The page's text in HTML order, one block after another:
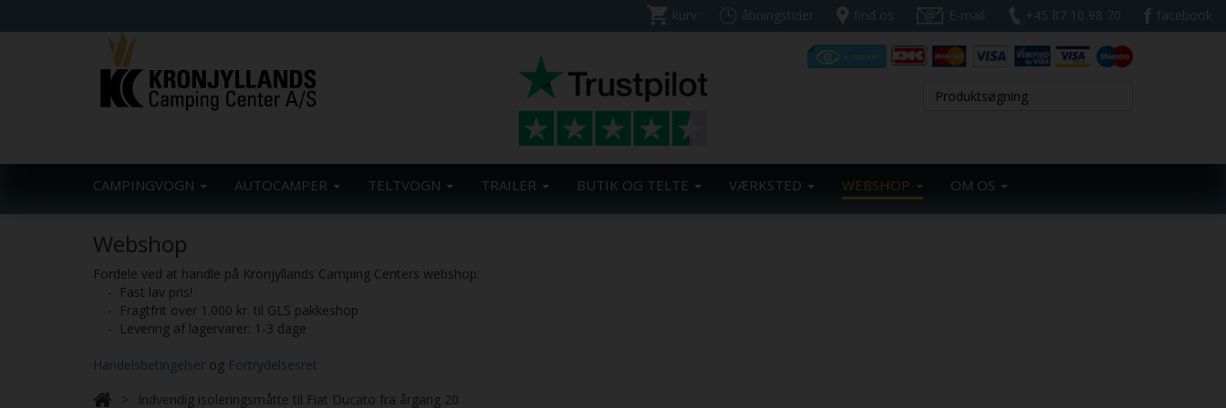
kurv åbningstider find os E-mail +45 87 10 98 70 facebook
CAMPINGVOGN AUTOCAMPER TELTVOGN TRAILER BUTIK OG TELTE VÆRKSTED WEBSHOP OM OS
Webshop
Fordele ved at handle på Kronjyllands Camping Centers webshop:
- Fast lav pris!
- Fragtfrit over 1.000 kr. til GLS pakkeshop
- Levering af lagervarer: 1-3 dage
Handelsbetingelser og Fortrydelsesret
Indvendig isoleringsmåtte til Fiat Ducato fra årgang 20